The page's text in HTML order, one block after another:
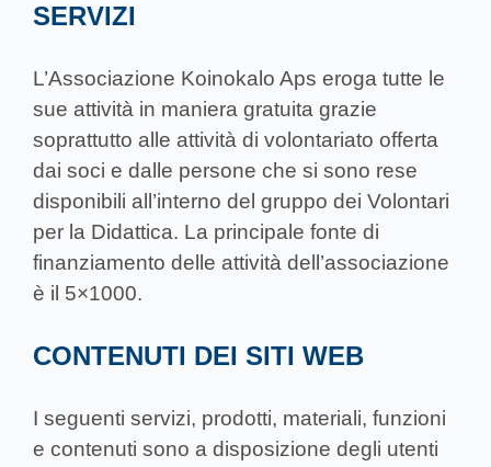
SERVIZI
L’Associazione Koinokalo Aps eroga tutte le
sue attività in maniera gratuita grazie
soprattutto alle attività di volontariato offerta
dai soci e dalle persone che si sono rese
disponibili all’interno del gruppo dei Volontari
per la Didattica. La principale fonte di
finanziamento delle attività dell’associazione
è il 5×1000.
CONTENUTI DEI SITI WEB
I seguenti servizi, prodotti, materiali, funzioni
e contenuti sono a disposizione degli utenti